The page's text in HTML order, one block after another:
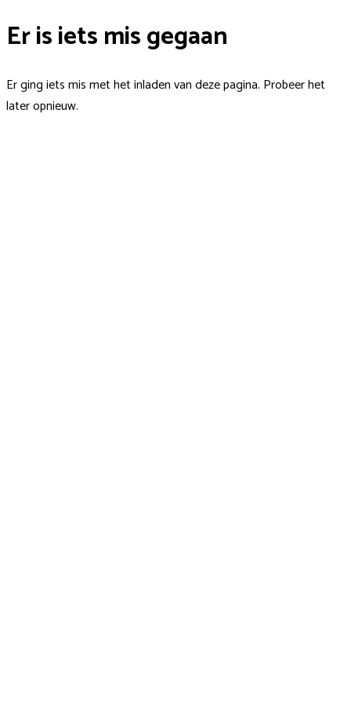
Er is iets mis gegaan
Er ging iets mis met het inladen van deze pagina. Probeer het
later opnieuw.